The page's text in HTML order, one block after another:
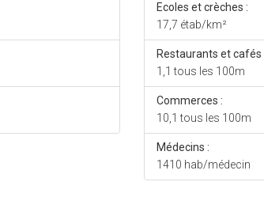
Ecoles et crèches :
17,7 étab/km²
Restaurants et cafés
1,1 tous les 100m
Commerces :
10,1 tous les 100m
Médecins :
1410 hab/médecin